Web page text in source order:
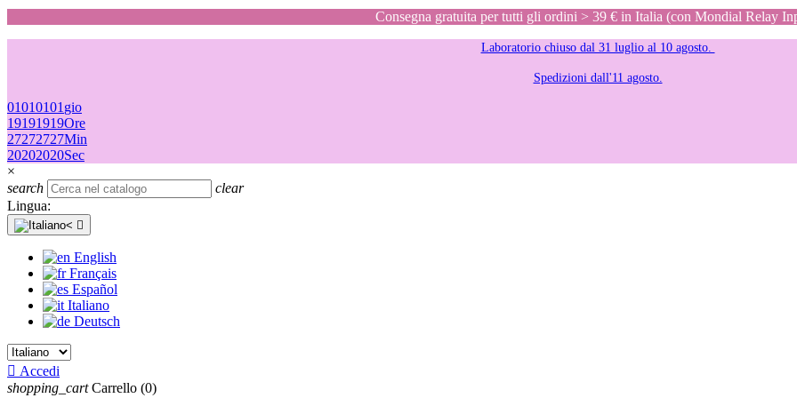
Consegna gratuita per tutti gli ordini > 39 € in Italia (con Mondial Relay
Laboratorio chiuso dal 31 luglio al 10 agosto.
Spedizioni dall'11 agosto.
01010101 gio
19191919Ore
27272727Min
20202020Sec
×
search
clear
Lingua:

English
Français
Español
Italiano
Deutsch
 Accedi
shopping_cart Carrello (0)